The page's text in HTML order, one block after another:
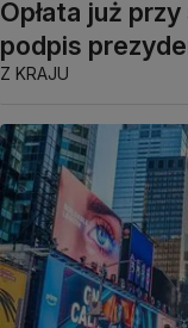
Opłata już
podpis
Z KRAJU